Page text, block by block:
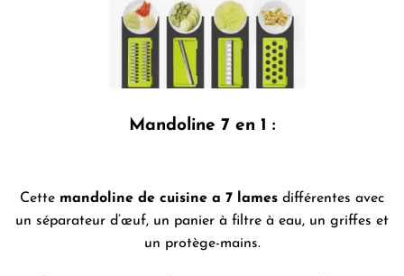
Mandoline 7 en 1 :
Cette mandoline de cuisine a 7 lames différentes avec
un séparateur d’œuf, un panier à filtre à eau, un griffes et
un protège-mains.